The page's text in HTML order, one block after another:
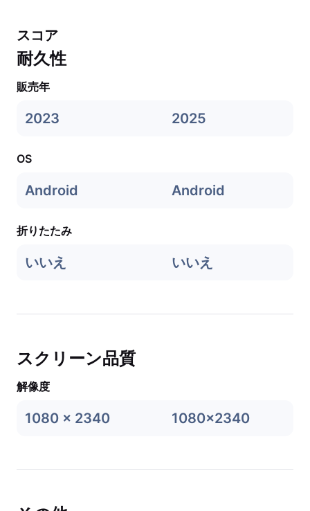
スコア
耐久性
販売年
2023 2025
OS
Android Android
折りたたみ
いいえ いいえ
スクリーン品質
解像度
1080 x 2340 1080x2340